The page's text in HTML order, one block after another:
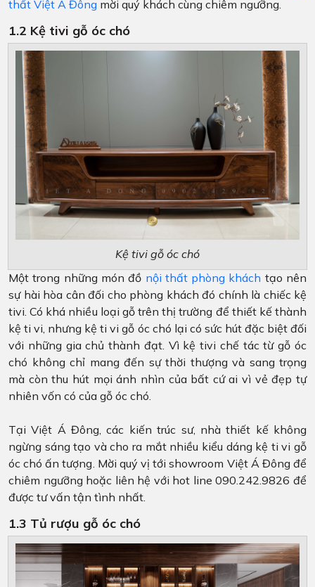
thất Việt Á Đông mời quý khách cùng chiêm ngưỡng.
1.2 Kệ tivi gỗ óc chó
Kệ tivi gỗ óc chó
Một trong những món đồ nội thất phòng khách tạo nên
sự hài hòa cân đối cho phòng khách đó chính là chiếc kệ
tivi. Có khá nhiều loại gỗ trên thị trường để thiết kế thành
kệ ti vi, nhưng kệ ti vi gỗ óc chó lại có sức hút đặc biệt đối
với những gia chủ thành đạt. Vì kệ tivi chế tác từ gỗ óc
chó không chỉ mang đến sự thời thượng và sang trọng
mà còn thu hút mọi ánh nhìn của bất cứ ai vì vẻ đẹp tự
nhiên vốn có của gỗ óc chó.
Tại Việt Á Đông, các kiến trúc sư, nhà thiết kế không
ngừng sáng tạo và cho ra mắt nhiều kiểu dáng kệ ti vi gỗ
óc chó ấn tượng. Mời quý vị tới showroom Việt Á Đông để
chiêm ngưỡng hoặc liên hệ với hot line 090.242.9826 để
được tư vấn tận tình nhất.
1.3 Tủ rượu gỗ óc chó